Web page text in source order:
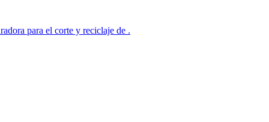
para el corte y reciclaje de .